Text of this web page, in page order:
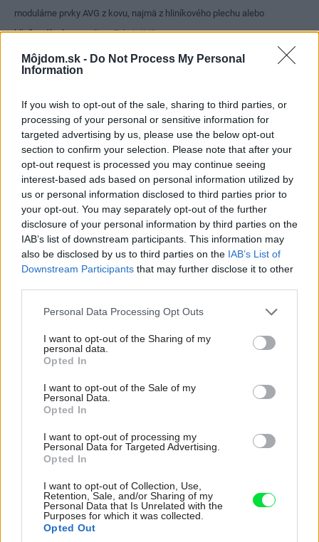
Môjdom.sk - Do Not Process My Personal
Information
If you wish to opt-out of the sale, sharing to third parties, or
processing of your personal or sensitive information for
targeted advertising by us, please use the below opt-out
section to confirm your selection. Please note that after your
opt-out request is processed you may continue seeing
interest-based ads based on personal information utilized by
us or personal information disclosed to third parties prior to
your opt-out. You may separately opt-out of the further
disclosure of your personal information by third parties on the
IAB’s list of downstream participants. This information may
also be disclosed by us to third parties on the IAB’s List of
Downstream Participants that may further disclose it to other
Please note that this website/app uses one or more Google
not limited to your visit or usage behaviour. You may click to
grant or deny consent to Google and its third-party tags to
use your data for below specified purposes in below Google
consent section.
Personal Data Processing Opt Outs
I want to opt-out of the Sharing of my
personal data.
Opted In
I want to opt-out of the Sale of my
Personal Data.
Opted In
I want to opt-out of processing my
Personal Data for Targeted Advertising.
Opted In
I want to opt-out of Collection, Use,
Retention, Sale, and/or Sharing of my
Personal Data that Is Unrelated with the
Purposes for which it was collected.
Opted Out
modulárne prvky AVG z kovu, najmä z hliníkového plechu alebo
hliníkového kompozitu. Zdroj: AVG group
Fasádne prvky (kazety alebo panely) môžu mať rôzne
je však moderná architektúra a originálny dizajn. Celkový
vzhľad fasády sa dá ovplyvniť napríklad aj subtílnymi
spojmi alebo, naopak, efektným priestorovým ukladaním
kaziet. K zaujímavým materiálom patrí aj ťahokov
s mimoriadne pôsobivým vzhľadom.
Odvetrané fasády
Ponúkajú veľmi zaujímavé možnosti na opláštenie. Ich
Najčastejšie sa používa podkonštrukcia z ľahkých
hliníkových profilov, druhou možnosťou je rošt
obkladov z dreva. Do konštrukcie pod obkladom možno
tiež vložiť tepelnú izoláciu. Na ňu sa upevňujú obkladové
dosky, ktorých úlohou je ochrana obvodovej steny pred
poveternostnými vplyvmi, rovnako dôležitý je však aj ich